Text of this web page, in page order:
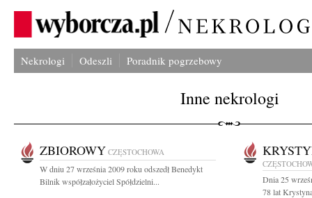
Nekrologi Odeszli Poradnik pogrzebowy
Inne nekrologi
ZBIOROWY CZĘSTOCHOWA
W dniu 27 września 2009 roku odszedł Benedykt
Bilnik współzałożyciel Spółdzielni...
Dnia 25
78 lat